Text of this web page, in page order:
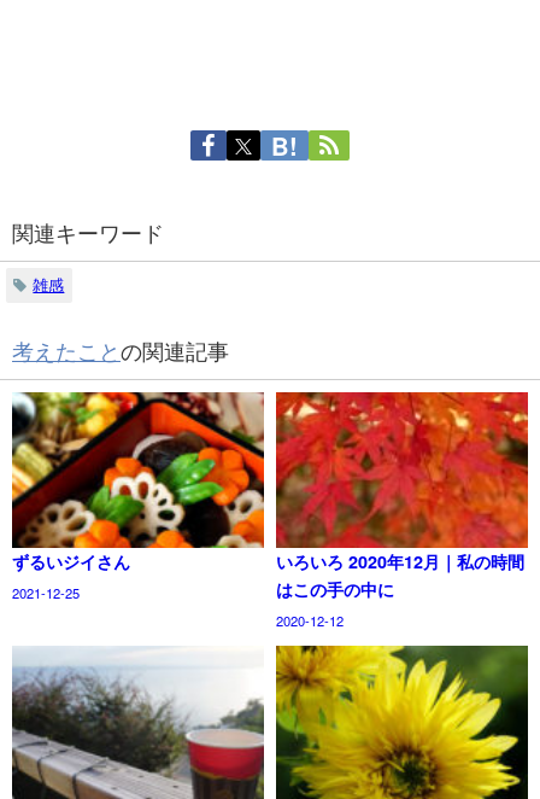
関連キーワード
雑感
考えたことの関連記事
ずるいジイさん
2021-12-25
いろいろ 2020年12月｜私の時間
はこの手の中に
2020-12-12